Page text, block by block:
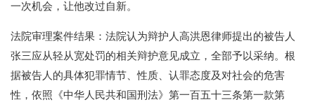
一次机会，让他改过自新。
法院审理案件结果：法院认为辩护人高洪恩律师提出的被告人
张三应从轻从宽处罚的相关辩护意见成立，全部予以采纳。根
据被告人的具体犯罪情节、性质、认罪态度及对社会的危害
性，依照《中华人民共和国刑法》第一百五十三条第一款第